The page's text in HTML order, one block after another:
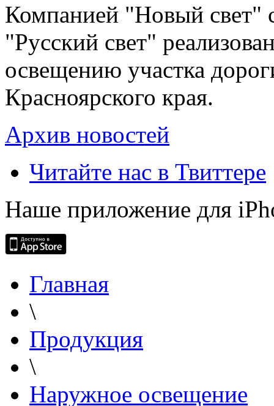
Компанией "Новый свет"
"Русский свет"
освещению участка
Красноярского края.
Архив новостей
Читайте нас в Твиттере
Наше приложение для
Главная
\
Продукция
\
Наружное освещение